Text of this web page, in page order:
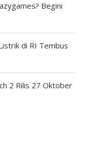
Begini
di RI Tembus
2 Rilis 27 Oktober